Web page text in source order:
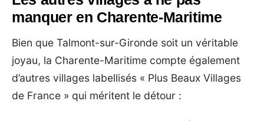
manquer en Charente-Maritime
Bien que Talmont-sur-Gironde soit un véritable
joyau, la Charente-Maritime compte également
d’autres villages labellisés « Plus Beaux Villages
de France » qui méritent le détour :